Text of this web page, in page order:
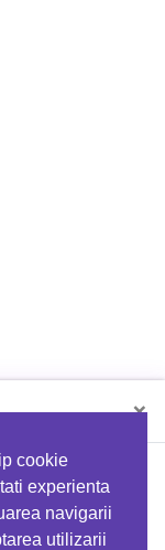
cookie
experienta
navigarii
utilizarii
×